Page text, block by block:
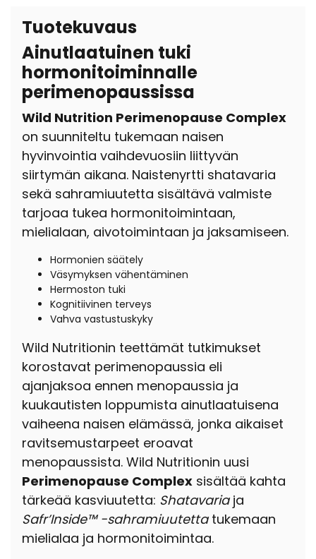
Tuotekuvaus
Ainutlaatuinen tuki
hormonitoiminnalle
perimenopaussissa
Wild Nutrition Perimenopause Complex
on suunniteltu tukemaan naisen
hyvinvointia vaihdevuosiin liittyvän
siirtymän aikana. Naistenyrtti shatavaria
sekä sahramiuutetta sisältävä valmiste
tarjoaa tukea hormonitoimintaan,
mielialaan, aivotoimintaan ja jaksamiseen.
Hormonien säätely
Väsymyksen vähentäminen
Hermoston tuki
Kognitiivinen terveys
Vahva vastustuskyky
Wild Nutritionin teettämät tutkimukset
korostavat perimenopaussia eli
ajanjaksoa ennen menopaussia ja
kuukautisten loppumista ainutlaatuisena
vaiheena naisen elämässä, jonka aikaiset
ravitsemustarpeet eroavat
menopaussista. Wild Nutritionin uusi
Perimenopause Complex sisältää kahta
tärkeää kasviuutetta: Shatavariaja
Safr’Inside™ -sahramiuutettatukemaan
mielialaa ja hormonitoimintaa.